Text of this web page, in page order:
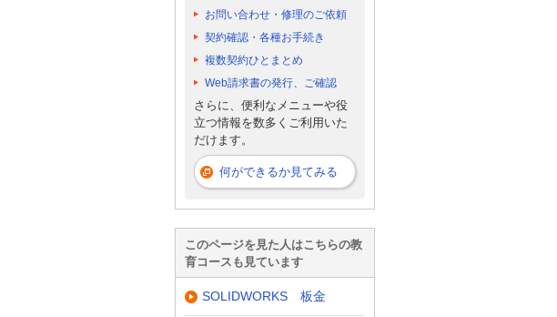
お問い合わせ・修理のご依頼
契約確認・各種お手続き
複数契約ひとまとめ
Web請求書の発行、ご確認
さらに、便利なメニューや役
立つ情報を数多くご利用いた
だけます。
何ができるか見てみる
このページを見た人はこちらの教
育コースも見ています
SOLIDWORKS 板金